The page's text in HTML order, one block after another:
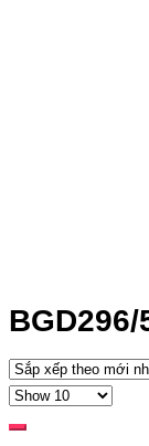
BGD296/